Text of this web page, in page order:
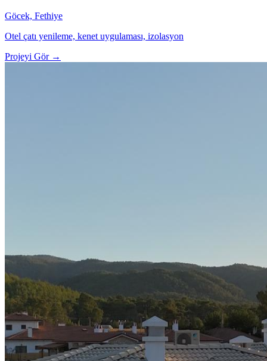
Göcek, Fethiye
Otel çatı yenileme, kenet uygulaması, izolasyon
Projeyi Gör →